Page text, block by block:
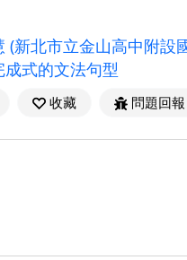
(新北市立金山高中附設
成式的文法句型
收藏 問題回報